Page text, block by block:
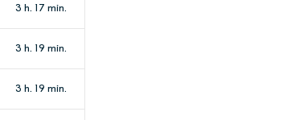
3 h. 17 min.
3 h. 19 min.
3 h. 19 min.